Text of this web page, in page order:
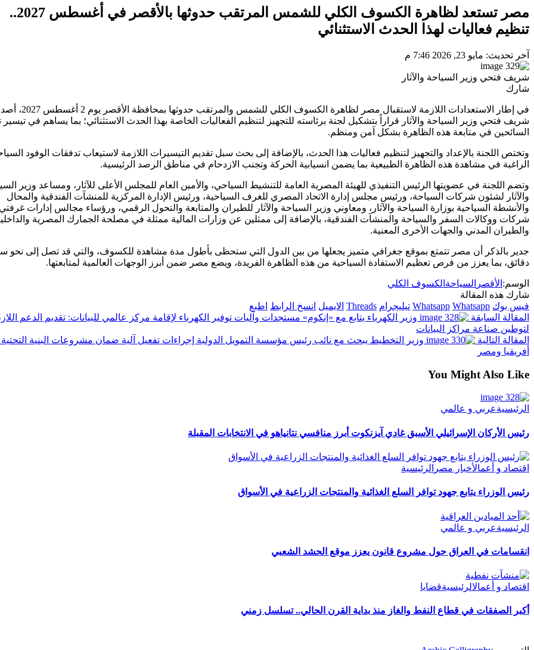
مصر تستعد لظاهرة الكسوف الكلي للشمس المرتقب حدوثها بالأقصر في أغسطس 2027..
تنظيم فعاليات لهذا الحدث الاستثنائي
آخر تحديث: مايو 23, 2026 7:46 م
شريف فتحي وزير السياحة والآثار
شارك
في إطار الاستعدادات اللازمة لاستقبال مصر لظاهرة الكسوف الكلي للشمس والمرتقب حدوثها بمحافظة الأقصر يوم 2
شريف فتحي وزير السياحة والآثار قراراً بتشكيل لجنة برئاسته للتجهيز لتنظيم الفعاليات الخاصة بهذا الحدث الاستثنائي؛ بما يساهم في تيسير
السائحين في متابعة هذه الظاهرة بشكل آمن ومنظم.
وتختص اللجنة بالإعداد والتجهيز لتنظيم فعاليات هذا الحدث، بالإضافة إلى بحث سبل تقديم التيسيرات اللازمة لاستيعاب تدفقات الوفود
الراغبة في مشاهدة هذه الظاهرة الطبيعية بما يضمن انسيابية الحركة وتجنب الازدحام في مناطق الرصد الرئيسية.
وتضم اللجنة في عضويتها الرئيس التنفيذي للهيئة المصرية العامة للتنشيط السياحي، والأمين العام للمجلس الأعلى للآثار، ومساعد وزير
والآثار لشئون شركات السياحة، ورئيس مجلس إدارة الاتحاد المصري للغرف السياحية، ورئيس الإدارة المركزية للمنشآت الفندقية والمحال
والأنشطة السياحية بوزارة السياحة والآثار، ومعاوني وزير السياحة والآثار للطيران والمتابعة والتحول الرقمي، ورؤساء مجالس إدارات غرفتي
شركات ووكالات السفر والسياحة والمنشآت الفندقية، بالإضافة إلى ممثلين عن وزارات المالية ممثلة في مصلحة الجمارك المصرية
والطيران المدني والجهات الأخرى المعنية.
جدير بالذكر أن مصر تتمتع بموقع جغرافي متميز يجعلها من بين الدول التي ستحظى بأطول مدة مشاهدة للكسوف، والتي قد تصل إلى نحو
دقائق، بما يعزز من فرص تعظيم الاستفادة السياحية من هذه الظاهرة الفريدة، ويضع مصر ضمن أبرز الوجهات العالمية لمتابعتها.
الوسم: الأقصر السياحة الكسوف الكلي
شارك هذه المقالة
فيس بوك
Whatsapp Whatsapp تيليجرام Threads الايميل انسخ الرابط اطبع
المقالة السابقة
وزير الكهرباء يتابع مع «إنكوم» مستجدات وآليات توفير الكهرباء لإقامة مركز عالمي للبيانات: تقديم الدعم
لتوطين صناعة مراكز البيانات
المقالة التالية
وزير التخطيط يبحث مع نائب رئيس مؤسسة التمويل الدولية إجراءات تفعيل آلية ضمان مشروعات البنية
أفريقيا ومصر
You Might Also Like
الرئيسيةعربي و عالمي
رئيس الأركان الإسرائيلي الأسبق غادي آيزنكوت أبرز منافسي نتانياهو في الانتخابات المقبلة
اقتصاد و أعمالأخبار مصر الرئيسية
رئيس الوزراء يتابع جهود توافر السلع الغذائية والمنتجات الزراعية في الأسواق
الرئيسيةعربي و عالمي
انقسامات في العراق حول مشروع قانون يعزز موقع الحشد الشعبي
اقتصاد و أعمالالرئيسيةقضايا
أكبر الصفقات في قطاع النفط والغاز منذ بداية القرن الحالي.. تسلسل زمني